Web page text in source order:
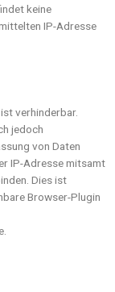
keine
IP-Adresse
verhinderbar.
jedoch
von Daten
IP-Adresse mitsamt
Dies ist
Browser-Plugin